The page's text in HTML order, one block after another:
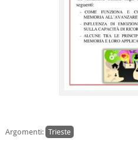
Argomenti: Trieste